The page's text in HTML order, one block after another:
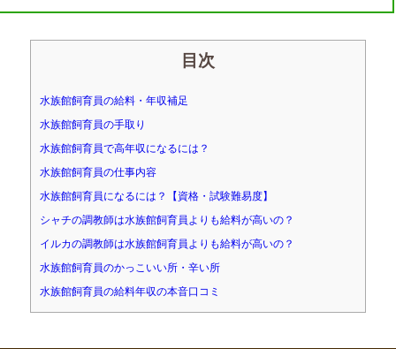
目次
水族館飼育員の給料・年収補足
水族館飼育員の手取り
水族館飼育員で高年収になるには？
水族館飼育員の仕事内容
水族館飼育員になるには？【資格・試験難易度】
シャチの調教師は水族館飼育員よりも給料が高いの？
イルカの調教師は水族館飼育員よりも給料が高いの？
水族館飼育員のかっこいい所・辛い所
水族館飼育員の給料年収の本音口コミ